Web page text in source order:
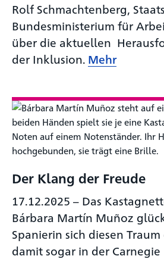
Rolf Schmachtenberg,
Bundesministerium für
über die aktuellen
der Inklusion. Mehr
Der Klang der Freude
17.12.2025 – Das
Bárbara Martín Muñoz
Spanierin sich diesen
damit sogar in der